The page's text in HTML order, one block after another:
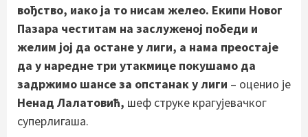
вођство, иако ја то нисам желео. Екипи Новог
Пазара честитам на заслуженој победи и
желим јој да остане у лиги, а нама преостаје
да у наредне три утакмице покушамо да
задржимо шансе за опстанак у лиги – оценио је
Ненад Лалатовић, шеф струке крагујевачког
суперлигаша.